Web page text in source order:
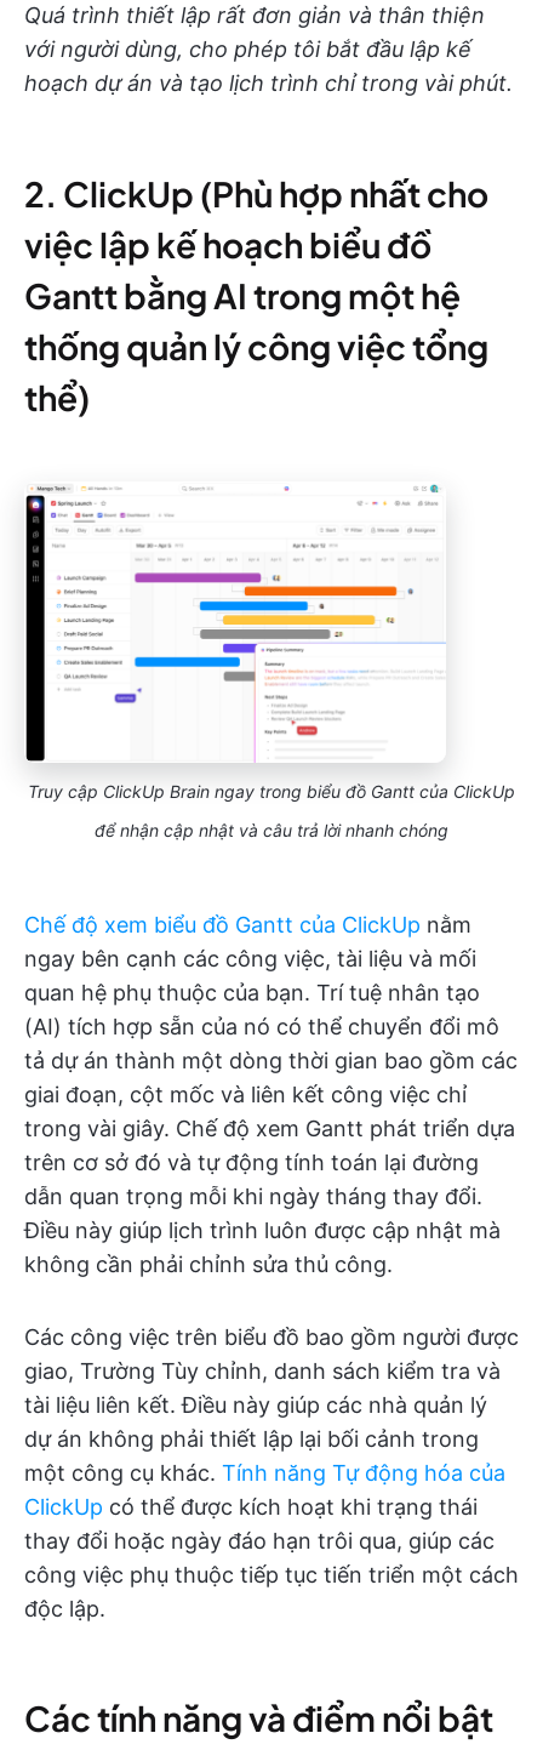
Quá trình thiết lập rất đơn giản và thân thiện
với người dùng, cho phép tôi bắt đầu lập kế
hoạch dự án và tạo lịch trình chỉ trong vài phút.
2. ClickUp (Phù hợp nhất cho
việc lập kế hoạch biểu đồ
Gantt bằng AI trong một hệ
thống quản lý công việc tổng
thể)
Truy cập ClickUp Brain ngay trong biểu đồ Gantt của ClickUp
để nhận cập nhật và câu trả lời nhanh chóng
Chế độ xem biểu đồ Gantt của ClickUp nằm
ngay bên cạnh các công việc, tài liệu và mối
quan hệ phụ thuộc của bạn. Trí tuệ nhân tạo
(AI) tích hợp sẵn của nó có thể chuyển đổi mô
tả dự án thành một dòng thời gian bao gồm các
giai đoạn, cột mốc và liên kết công việc chỉ
trong vài giây. Chế độ xem Gantt phát triển dựa
trên cơ sở đó và tự động tính toán lại đường
dẫn quan trọng mỗi khi ngày tháng thay đổi.
Điều này giúp lịch trình luôn được cập nhật mà
không cần phải chỉnh sửa thủ công.
Các công việc trên biểu đồ bao gồm người được
giao, Trường Tùy chỉnh, danh sách kiểm tra và
tài liệu liên kết. Điều này giúp các nhà quản lý
dự án không phải thiết lập lại bối cảnh trong
một công cụ khác. Tính năng Tự động hóa của
ClickUp có thể được kích hoạt khi trạng thái
thay đổi hoặc ngày đáo hạn trôi qua, giúp các
công việc phụ thuộc tiếp tục tiến triển một cách
độc lập.
Các tính năng và điểm nổi bật